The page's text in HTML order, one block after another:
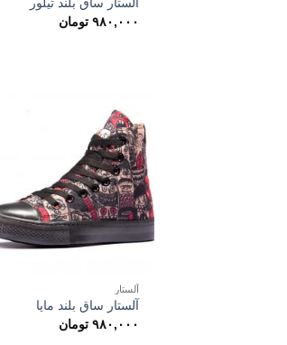
آلستار ساق بلند تیلور
۹۸۰,۰۰۰ تومان
آلستار
آلستار ساق بلند مایا
۹۸۰,۰۰۰ تومان